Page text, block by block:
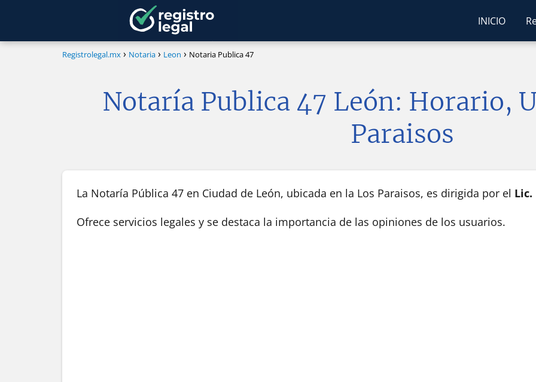
INICIO
Registrolegal.mx Notaria Leon Notaria Publica 47
Notaría Publica 47 León: Horario,
Paraisos
La Notaría Pública 47 en Ciudad de León, ubicada en la Los Paraisos, es dirigida por el Lic.
Ofrece servicios legales y se destaca la importancia de las opiniones de los usuarios.